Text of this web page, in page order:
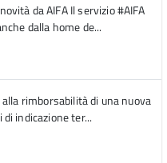
da AIFA Il servizio #AIFA
dalla home de...
alla rimborsabilità di una nuova
indicazione ter...